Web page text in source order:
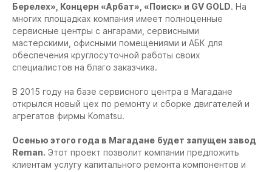
Берелех», Концерн «Арбат», «Поиск» и GV GOLD. На
многих площадках компания имеет полноценные
сервисные центры с ангарами, сервисными
мастерскими, офисными помещениями и АБК для
обеспечения круглосуточной работы своих
специалистов на благо заказчика.
В 2015 году на базе сервисного центра в Магадане
открылся новый цех по ремонту и сборке двигателей и
агрегатов фирмы Komatsu.
Осенью этого года в Магадане будет запущен завод
Reman. Этот проект позволит компании предложить
клиентам услугу капитального ремонта компонентов и